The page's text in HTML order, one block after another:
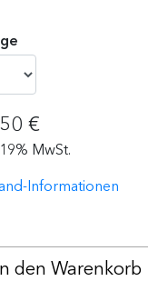
€
MwSt.
Informationen